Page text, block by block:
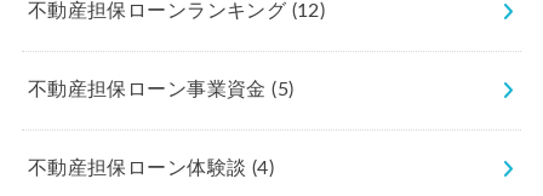
不動産担保ローンランキング (12)
不動産担保ローン事業資金(5)
不動産担保ローン体験談 (4)